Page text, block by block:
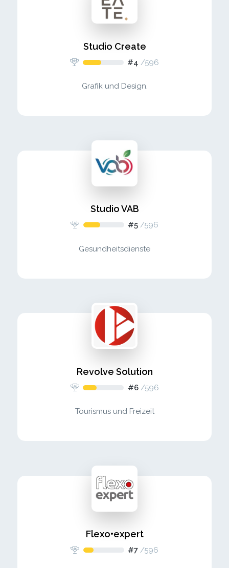
Studio Create
#4 /596
Grafik und Design.
Studio VAB
#5 /596
Gesundheitsdienste
Revolve Solution
#6/596
Tourismus und Freizeit
Flexo•expert
#7 /596